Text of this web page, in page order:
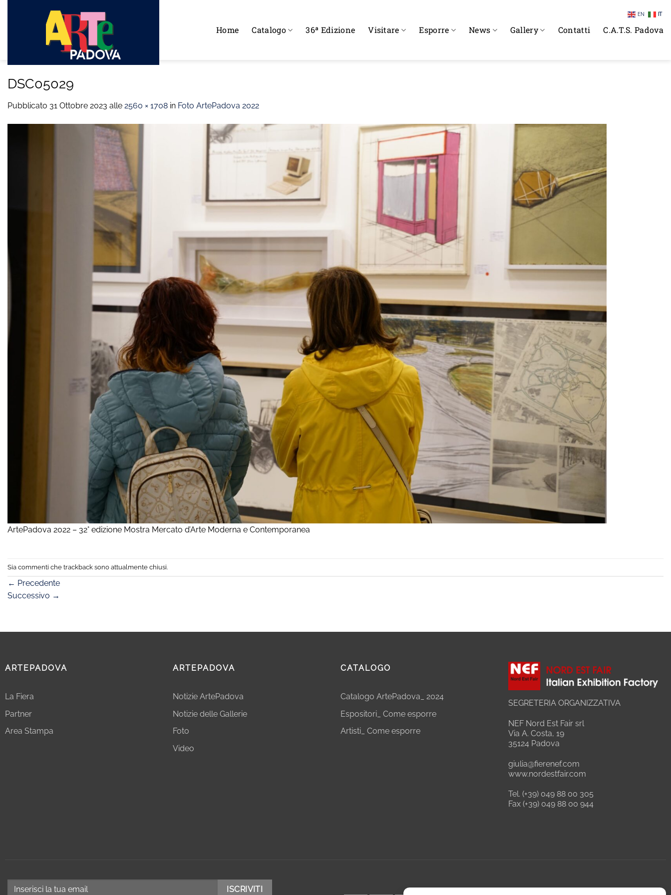
Home Catalogo 36ª Edizione Visitare Esporre News Gallery Contatti C.A.T.S. Padova
DSC05029
Pubblicato 31 Ottobre 2023 alle 2560 × 1708 in Foto ArtePadova 2022
ArtePadova 2022 – 32° edizione Mostra Mercato d’Arte Moderna e Contemporanea
Sia commenti che trackback sono attualmente chiusi.
← Precedente
Successivo →
ARTEPADOVA
La Fiera
Partner
Area Stampa
ARTEPADOVA
Notizie ArtePadova
Notizie delle Gallerie
Foto
Video
CATALOGO
Catalogo ArtePadova_ 2024
Espositori_ Come esporre
Artisti_ Come esporre
SEGRETERIA ORGANIZZATIVA
NEF Nord Est Fair srl
Via A. Costa, 19
35124 Padova
giulia@fierenef.com
www.nordestfair.com
Tel. (+39) 049 88 00 305
Fax (+39) 049 88 00 944
EN IT